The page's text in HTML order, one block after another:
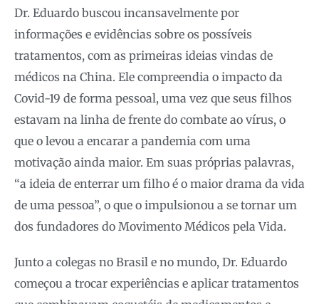
Dr. Eduardo buscou incansavelmente por
informações e evidências sobre os possíveis
tratamentos, com as primeiras ideias vindas de
médicos na China. Ele compreendia o impacto da
Covid-19 de forma pessoal, uma vez que seus filhos
estavam na linha de frente do combate ao vírus, o
que o levou a encarar a pandemia com uma
motivação ainda maior. Em suas próprias palavras,
“a ideia de enterrar um filho é o maior drama da vida
de uma pessoa”, o que o impulsionou a se tornar um
dos fundadores do Movimento Médicos pela Vida.
Junto a colegas no Brasil e no mundo, Dr. Eduardo
começou a trocar experiências e aplicar tratamentos